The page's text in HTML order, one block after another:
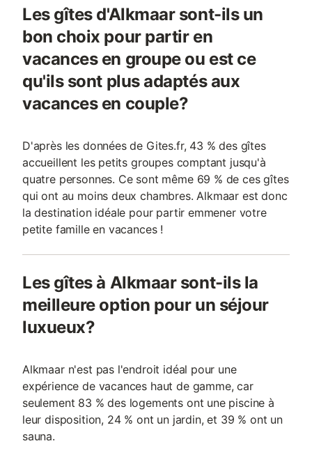
Les gîtes d'Alkmaar sont-ils un
bon choix pour partir en
vacances en groupe ou est ce
qu'ils sont plus adaptés aux
vacances en couple?
D'après les données de Gites.fr, 43 % des gîtes
accueillent les petits groupes comptant jusqu'à
quatre personnes. Ce sont même 69 % de ces gîtes
qui ont au moins deux chambres. Alkmaar est donc
la destination idéale pour partir emmener votre
petite famille en vacances !
Les gîtes à Alkmaar sont-ils la
meilleure option pour un séjour
luxueux?
Alkmaar n'est pas l'endroit idéal pour une
expérience de vacances haut de gamme, car
seulement 83 % des logements ont une piscine à
leur disposition, 24 % ont un jardin, et 39 % ont un
sauna.